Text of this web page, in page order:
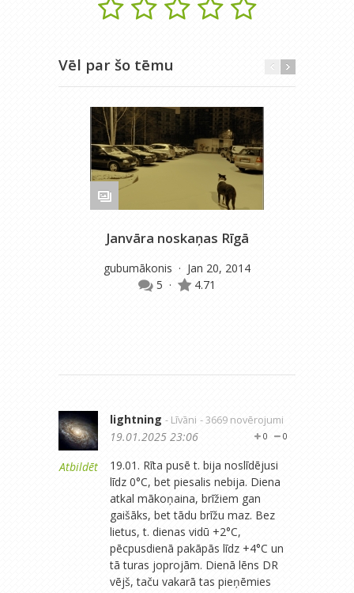
Vēl par šo tēmu
Janvāra noskaņas Rīgā
gubumākonis · Jan 20, 2014
5 · 4.71
Atbildēt
lightning - Līvāni - 3669 novērojumi
0
0
19.01.2025 23:06
19.01. Rīta pusē t. bija noslīdējusi
līdz 0°C, bet piesalis nebija. Diena
atkal mākoņaina, brīžiem gan
gaišāks, bet tādu brīžu maz. Bez
lietus, t. dienas vidū +2°C,
pēcpusdienā pakāpās līdz +4°C un
tā turas joprojām. Dienā lēns DR
vējš, taču vakarā tas pieņēmies